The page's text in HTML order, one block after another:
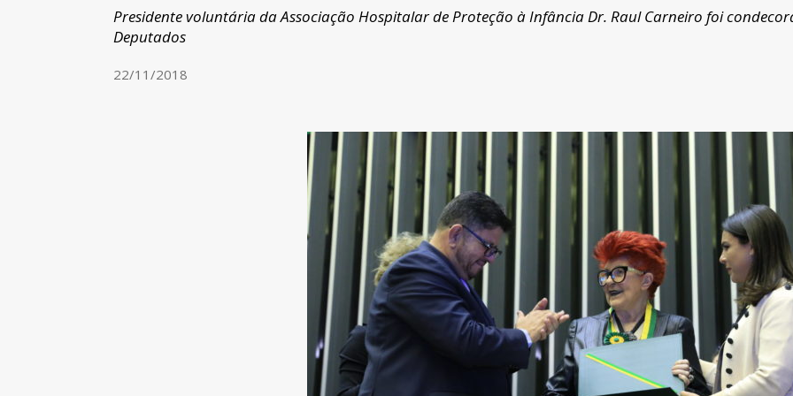
Presidente voluntária da Associação Hospitalar de Proteção à Infância Dr. Raul Carneiro foi
Deputados
22/11/2018